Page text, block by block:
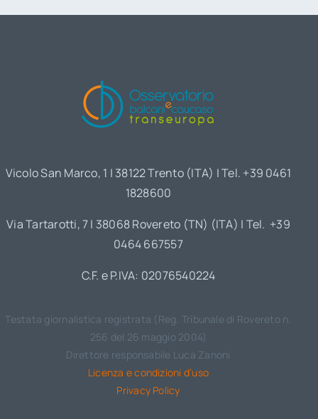
Vicolo San Marco, 1 | 38122 Trento (ITA) | Tel. +39 0461
1828600
Via Tartarotti, 7 | 38068 Rovereto (TN) (ITA) | Tel. +39
0464 667557
C.F. e P.IVA: 02076540224
Testata giornalistica registrata (Reg. Tribunale di Rovereto n.
256 del 26 maggio 2004)
Direttore responsabile Luca Zanoni
Licenza e condizioni d’uso
Privacy Policy